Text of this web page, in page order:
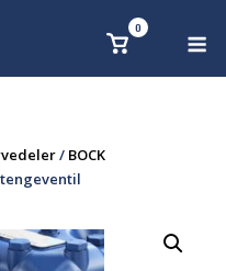
Se 0
/ BOCK